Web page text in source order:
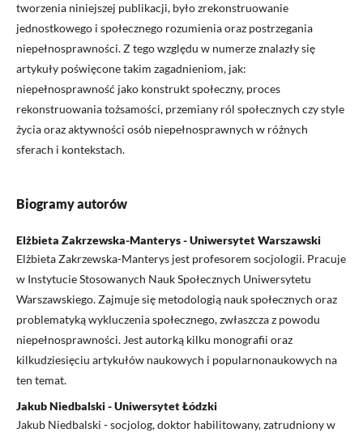
tworzenia niniejszej publikacji, było zrekonstruowanie
jednostkowego i społecznego rozumienia oraz postrzegania
niepełnosprawności. Z tego względu w numerze znalazły się
artykuły poświęcone takim zagadnieniom, jak:
niepełnosprawność jako konstrukt społeczny, proces
rekonstruowania tożsamości, przemiany ról społecznych czy style
życia oraz aktywności osób niepełnosprawnych w różnych
sferach i kontekstach.
Biogramy autorów
Elżbieta Zakrzewska-Manterys - Uniwersytet Warszawski
Elżbieta Zakrzewska-Manterys jest profesorem socjologii. Pracuje
w Instytucie Stosowanych Nauk Społecznych Uniwersytetu
Warszawskiego. Zajmuje się metodologią nauk społecznych oraz
problematyką wykluczenia społecznego, zwłaszcza z powodu
niepełnosprawności. Jest autorką kilku monografii oraz
kilkudziesięciu artykułów naukowych i popularnonaukowych na
ten temat.
Jakub Niedbalski - Uniwersytet Łódzki
Jakub Niedbalski - socjolog, doktor habilitowany, zatrudniony w